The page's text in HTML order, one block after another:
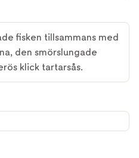
fisken tillsammans med
den smörslungade
klick tartarsås.